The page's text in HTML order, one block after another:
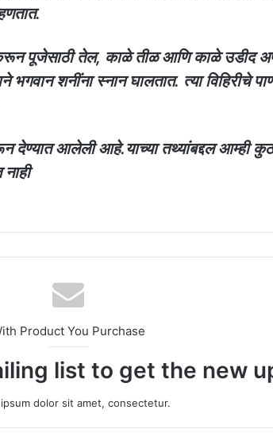
पूजेसाठी तेल, काळे तीळ आणि काळे उडीद
भगवान शनींना स्नान घालतात. त्या विहिरीचे
देण्यात आलेली आहे.याच्या तथ्यांबद्दल आम्ही
Product You Purchase
list to get the new
dolor sit amet, consectetur.